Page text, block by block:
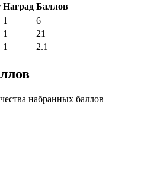
Наград Баллов
1
6
1
21
1 2.1
набранных баллов